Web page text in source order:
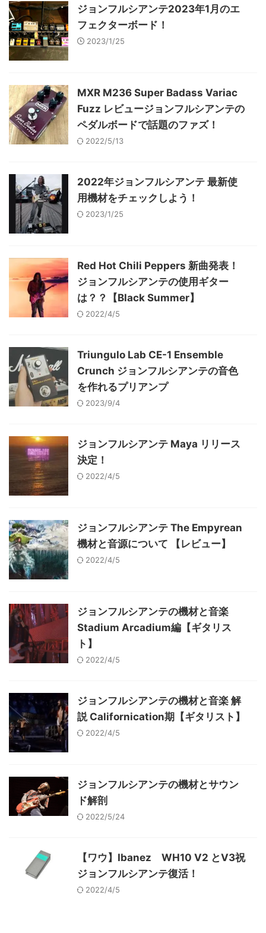
ジョンフルシアンテ2023年1月のエ
フェクターボード！
2023/1/25
MXR M236 Super Badass Variac
Fuzz レビュージョンフルシアンテの
ペダルボードで話題のファズ！
2022/5/13
2022年ジョンフルシアンテ 最新使
用機材をチェックしよう！
2023/1/25
Red Hot Chili Peppers 新曲発表！
ジョンフルシアンテの使用ギター
は？？【Black Summer】
2022/4/5
Triungulo Lab CE-1 Ensemble
Crunch ジョンフルシアンテの音色
を作れるプリアンプ
2023/9/4
ジョンフルシアンテ Maya リリース
決定！
2022/4/5
ジョンフルシアンテ The Empyrean
機材と音源について 【レビュー】
2022/4/5
ジョンフルシアンテの機材と音楽
Stadium Arcadium編【ギタリス
ト】
2022/4/5
ジョンフルシアンテの機材と音楽 解
説 Californication期【ギタリスト】
2022/4/5
ジョンフルシアンテの機材とサウン
ド解剖
2022/5/24
【ワウ】Ibanez WH10 V2 とV3祝
ジョンフルシアンテ復活！
2022/4/5